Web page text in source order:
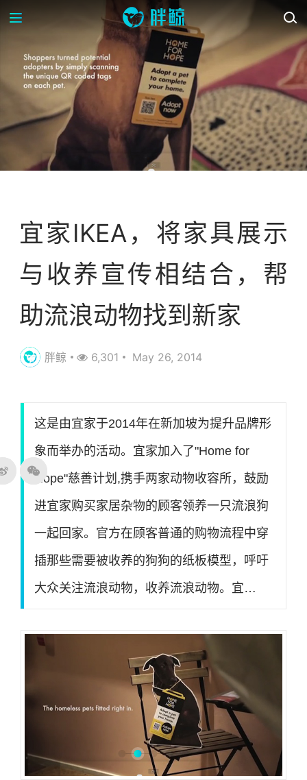
宜家IKEA，将家具展示
与收养宣传相结合，帮
助流浪动物找到新家
胖鲸 6,301 May 26, 2014
这是由宜家于2014年在新加坡为提升品牌形
象而举办的活动。宜家加入了"Home for
Hope"慈善计划,携手两家动物收容所，鼓励
进宜家购买家居杂物的顾客领养一只流浪狗
一起回家。官方在顾客普通的购物流程中穿
插那些需要被收养的狗狗的纸板模型，呼吁
大众关注流浪动物，收养流浪动物。宜…